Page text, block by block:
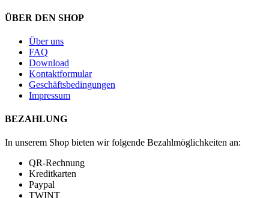
ÜBER DEN SHOP
Über uns
FAQ
Download
Kontaktformular
Geschäftsbedingungen
Impressum
BEZAHLUNG
In unserem Shop bieten wir folgende Bezahlmöglichkeiten an:
QR-Rechnung
Kreditkarten
Paypal
TWINT